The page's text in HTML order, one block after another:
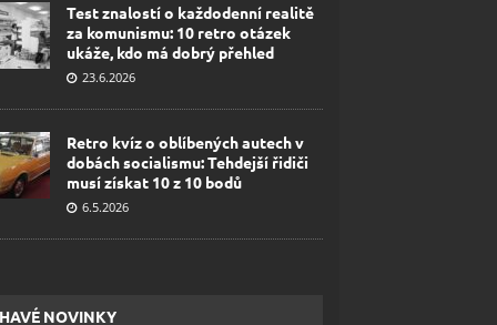
Test znalostí o každodenní realitě
za komunismu: 10 retro otázek
ukáže, kdo má dobrý přehled
23.6.2026
Retro kvíz o oblíbených autech v
dobách socialismu: Tehdejší řidiči
musí získat 10 z 10 bodů
6.5.2026
NOVINKY